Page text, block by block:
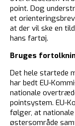
point. Dog
et
at der vil ske en
hans fartøj.
Bruges
Det hele startede
har bedt EU-
nationale
pointsystem. EU-
følger, at
østersområde